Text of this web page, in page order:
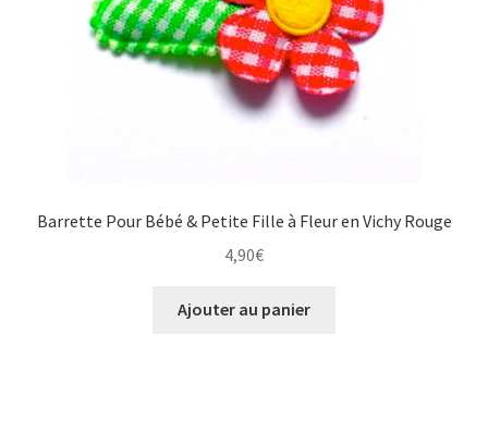
Barrette Pour Bébé & Petite Fille à Fleur en Vichy Rouge
4,90€
Ajouter au panier